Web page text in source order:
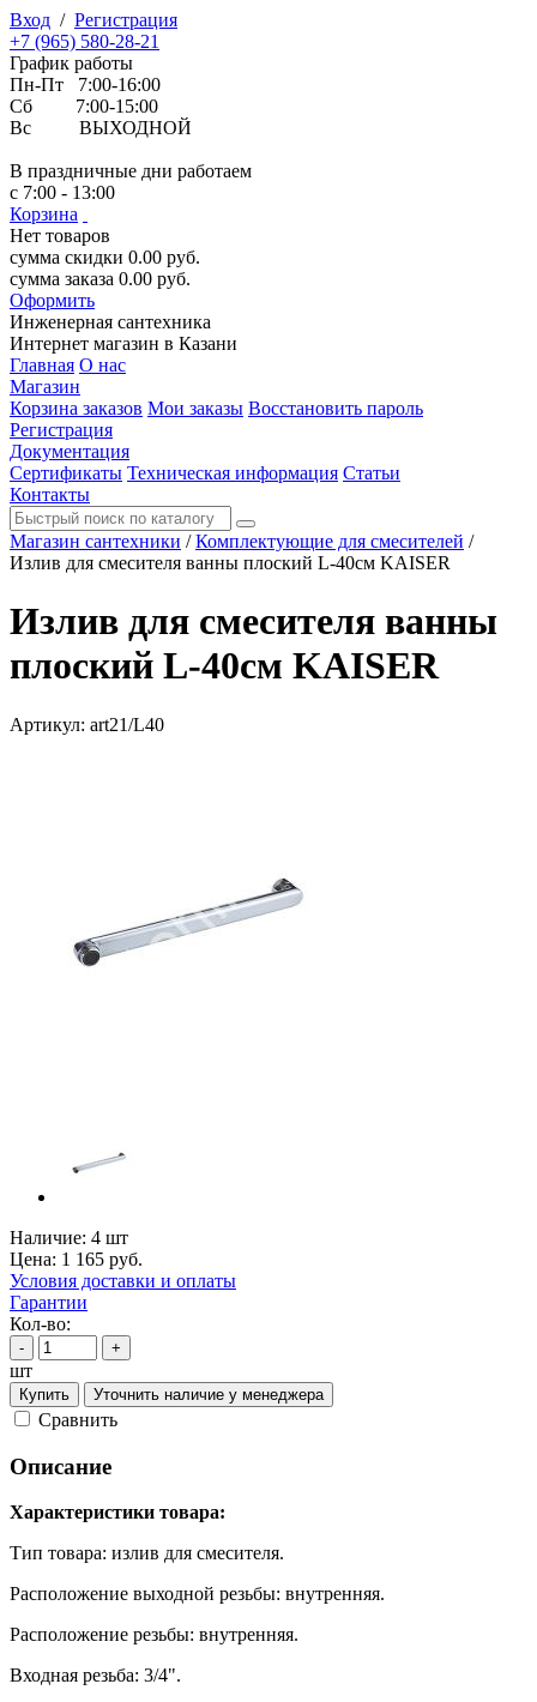
Вход / Регистрация
+7 (965) 580-28-21
График работы
Пн-Пт 7:00-16:00
Сб 7:00-15:00
Вс ВЫХОДНОЙ
В праздничные дни работаем
с 7:00 - 13:00
Корзина
Нет товаров
сумма скидки 0.00 руб.
сумма заказа 0.00 руб.
Оформить
Инженерная сантехника
Интернет магазин в Казани
Главная О нас
Магазин
Корзина заказов Мои заказы Восстановить пароль
Регистрация
Документация
Сертификаты Техническая информация Статьи
Контакты
Магазин сантехники / Комплектующие для смесителей /
Излив для смесителя ванны плоский L-40см KAISER
Излив для смесителя ванны
плоский L-40см KAISER
Артикул: art21/L40
Наличие: 4 шт
Цена: 1 165 руб.
Условия доставки и оплаты
Гарантии
Кол-во:
- +
шт
Купить Уточнить наличие у менеджера
Cравнить
Описание
Характеристики товара:
Тип товара: излив для смесителя.
Расположение выходной резьбы: внутренняя.
Расположение резьбы: внутренняя.
Входная резьба: 3/4".